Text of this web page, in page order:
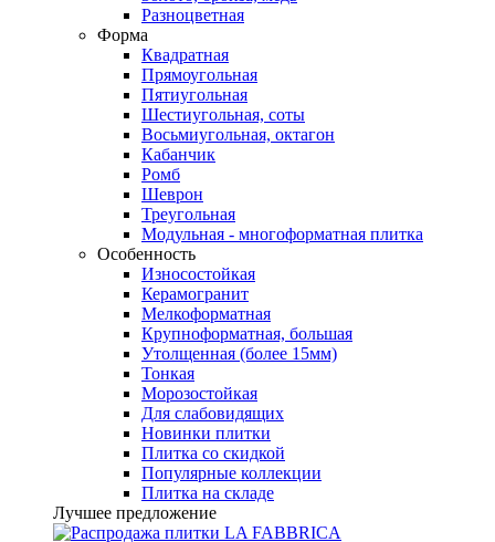
Разноцветная
Форма
Квадратная
Прямоугольная
Пятиугольная
Шестиугольная, соты
Восьмиугольная, октагон
Кабанчик
Ромб
Шеврон
Треугольная
Модульная - многоформатная плитка
Особенность
Износостойкая
Керамогранит
Мелкоформатная
Крупноформатная, большая
Утолщенная (более 15мм)
Тонкая
Морозостойкая
Для слабовидящих
Новинки плитки
Плитка со скидкой
Популярные коллекции
Плитка на складе
Лучшее предложение